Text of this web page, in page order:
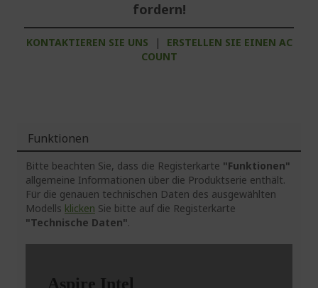
fordern!
KONTAKTIEREN SIE UNS |
ERSTELLEN SIE EINEN AC
COUNT
Funktionen
Bitte beachten Sie, dass die Registerkarte "Funktionen"
allgemeine Informationen über die Produktserie enthält.
Für die genauen technischen Daten des ausgewählten
Modells klicken Sie bitte auf die Registerkarte
"Technische Daten".